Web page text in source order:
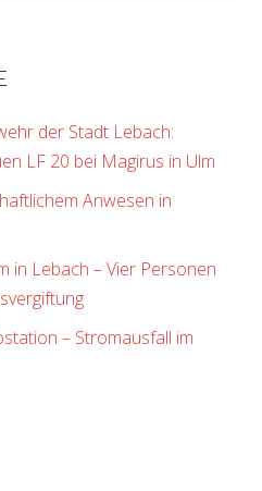
der Stadt Lebach:
LF 20 bei Magirus in Ulm
Anwesen in
in Lebach – Vier Personen
– Stromausfall im